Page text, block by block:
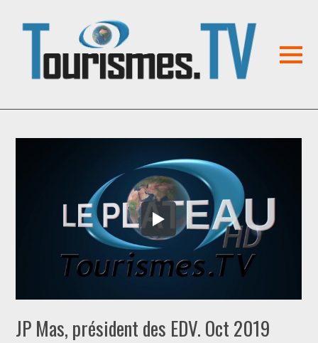
JP Mas, président des EDV. Oct 2019